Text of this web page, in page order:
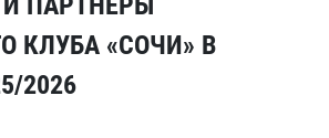
КЛУБА «СОЧИ» В
2026